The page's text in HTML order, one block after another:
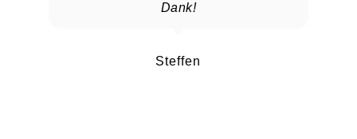
Dank!
Steffen